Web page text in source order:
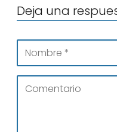
Deja una